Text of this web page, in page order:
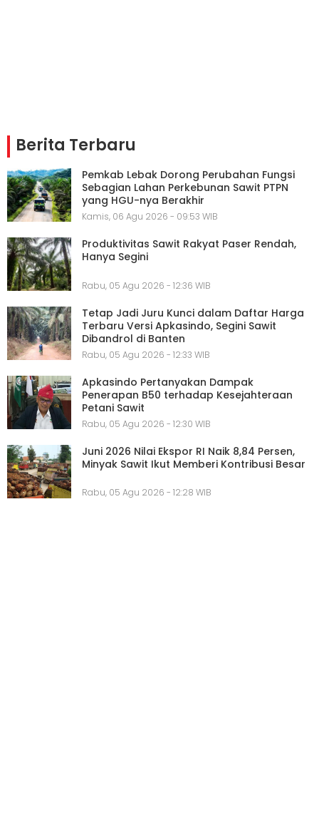
Berita Terbaru
Pemkab Lebak Dorong Perubahan Fungsi
Sebagian Lahan Perkebunan Sawit PTPN
yang HGU-nya Berakhir
Kamis, 06 Agu 2026 - 09:53 WIB
Produktivitas Sawit Rakyat Paser Rendah,
Hanya Segini
Rabu, 05 Agu 2026 - 12:36 WIB
Tetap Jadi Juru Kunci dalam Daftar Harga
Terbaru Versi Apkasindo, Segini Sawit
Dibandrol di Banten
Rabu, 05 Agu 2026 - 12:33 WIB
Apkasindo Pertanyakan Dampak
Penerapan B50 terhadap Kesejahteraan
Petani Sawit
Rabu, 05 Agu 2026 - 12:30 WIB
Juni 2026 Nilai Ekspor RI Naik 8,84 Persen,
Minyak Sawit Ikut Memberi Kontribusi Besar
Rabu, 05 Agu 2026 - 12:28 WIB